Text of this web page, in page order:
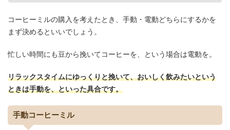
コーヒーミルの購入を考えたとき、手動・電動どちらにするかを
まず決めるといいでしょう。
忙しい時間にも豆から挽いてコーヒーを、という場合は電動を。
リラックスタイムにゆっくりと挽いて、おいしく飲みたいという
ときは手動を、といった具合です。
手動コーヒーミル